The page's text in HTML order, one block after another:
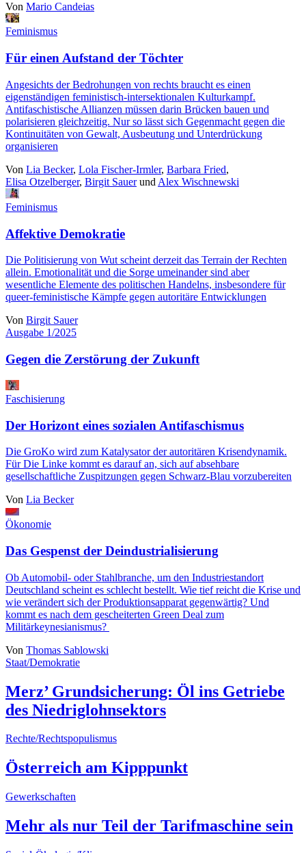
Von Mario Candeias
Feminismus
Für einen Aufstand der Töchter
Angesichts der Bedrohungen von rechts braucht es einen
eigenständigen feministisch-intersektionalen Kulturkampf.
Antifaschistische Allianzen müssen darin Brücken bauen und
polarisieren gleichzeitig. Nur so lässt sich Gegenmacht gegen die
Kontinuitäten von Gewalt, Ausbeutung und Unterdrückung
organisieren
Von Lia Becker, Lola Fischer-Irmler, Barbara Fried,
Elisa Otzelberger, Birgit Sauerund Alex Wischnewski
Feminismus
Affektive Demokratie
Die Politisierung von Wut scheint derzeit das Terrain der Rechten
allein. Emotionalität und die Sorge umeinander sind aber
wesentliche Elemente des politischen Handelns, insbesondere für
queer-feministische Kämpfe gegen autoritäre Entwicklungen
Von Birgit Sauer
Ausgabe 1/2025
Gegen die Zerstörung der Zukunft
Faschisierung
Der Horizont eines sozialen Antifaschismus
Die GroKo wird zum Katalysator der autoritären Krisendynamik.
Für Die Linke kommt es darauf an, sich auf absehbare
gesellschaftliche Zuspitzungen gegen Schwarz-Blau vorzubereiten
Von Lia Becker
Ökonomie
Das Gespenst der Deindustrialisierung
Ob Automobil- oder Stahlbranche, um den Industriestandort
Deutschland scheint es schlecht bestellt. Wie tief reicht die Krise und
wie verändert sich der Produktionsapparat gegenwärtig? Und
kommt es nach dem gescheiterten Green Deal zum
Militärkeynesianismus?
Von Thomas Sablowski
Staat/Demokratie
Merz’ Grundsicherung: Öl ins Getriebe
des Niedriglohnsektors
Rechte/Rechtspopulismus
Österreich am Kipppunkt
Gewerkschaften
Mehr als nur Teil der Tarifmaschine sein